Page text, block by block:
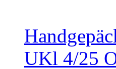
UKl 4/25